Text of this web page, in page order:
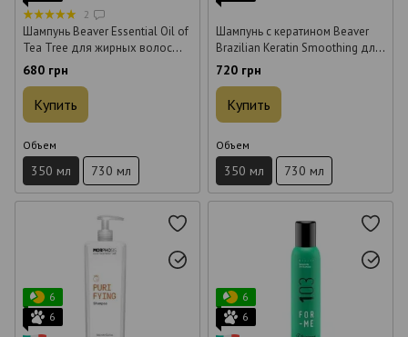
2
Шампунь Beaver Essential Oil of
Tea Tree для жирных волос
350 мл
680 грн
Купить
Объем
350 мл 730 мл
Шампунь с кератином Beaver
Brazilian Keratin Smoothing для
эластичности волос 350 мл
720 грн
Купить
Объем
350 мл 730 мл
6
6
6
6